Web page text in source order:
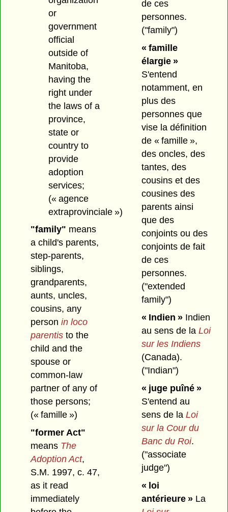
or
government
official
outside of
Manitoba,
having the
right under
the laws of a
province,
state or
country to
provide
adoption
services;
(« agence
extraprovinciale »)
"family" means
a child's parents,
step-parents,
siblings,
grandparents,
aunts, uncles,
cousins, any
person in loco
parentisto the
child and the
spouse or
common-law
partner of any of
those persons;
(« famille »)
"former Act"
means The
Adoption Act,
S.M. 1997, c. 47,
as it read
immediately
de ces
personnes.
("family")
« famille
élargie »
S'entend
notamment, en
plus des
personnes que
vise la définition
de « famille »,
des oncles, des
tantes, des
cousins et des
cousines des
parents ainsi
que des
conjoints ou des
conjoints de fait
de ces
personnes.
("extended
family")
« Indien »Indien
au sens de la Loi
sur les Indiens
(Canada).
("Indian")
« juge puîné »
S'entend au
sens de la Loi
sur la Cour du
Banc du Roi.
("associate
judge")
« loi
antérieure »La